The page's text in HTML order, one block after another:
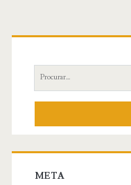
Primary
Sidebar
Search
for:
META